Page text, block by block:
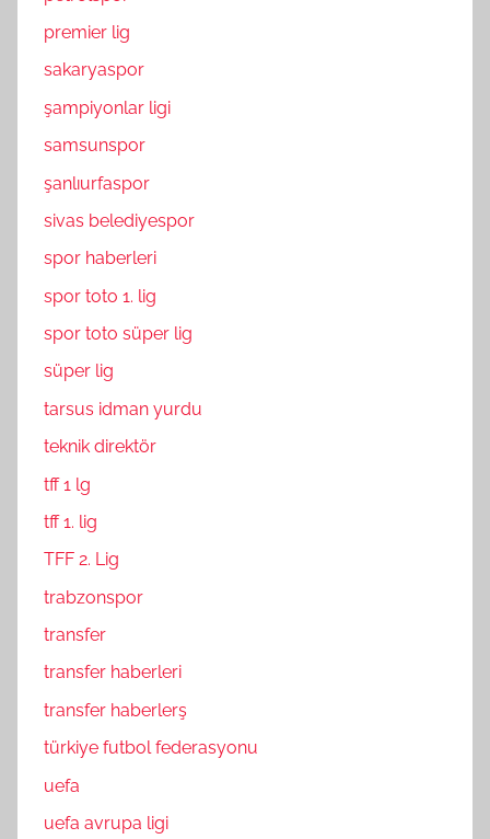
premier lig
sakaryaspor
şampiyonlar ligi
samsunspor
şanlıurfaspor
sivas belediyespor
spor haberleri
spor toto 1. lig
spor toto süper lig
süper lig
tarsus idman yurdu
teknik direktör
tff 1 lg
tff 1. lig
TFF 2. Lig
trabzonspor
transfer
transfer haberleri
transfer haberlerş
türkiye futbol federasyonu
uefa
uefa avrupa ligi